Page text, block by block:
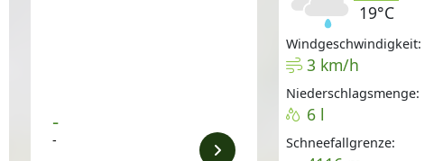
-
-
19°C
Windgeschwindigkeit:
3 km/h
Niederschlagsmenge:
6 l
Schneefallgrenze: